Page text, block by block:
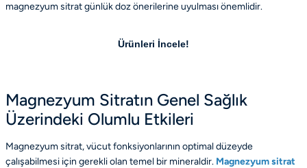
magnezyum sitrat günlük doz önerilerine uyulması önemlidir.
Ürünleri İncele!
Magnezyum Sitratın Genel Sağlık
Üzerindeki Olumlu Etkileri
Magnezyum sitrat, vücut fonksiyonlarının optimal düzeyde
çalışabilmesi için gerekli olan temel bir mineraldir. Magnezyum sitrat